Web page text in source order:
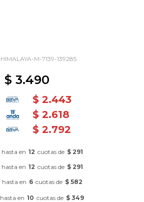
HIMALAYA-M-7139-139285
$ 3.490
$ 2.443
$ 2.618
$ 2.792
hasta en 12 cuotas de $ 291
hasta en 12 cuotas de $ 291
hasta en 6 cuotas de $ 582
hasta en 10 cuotas de $ 349